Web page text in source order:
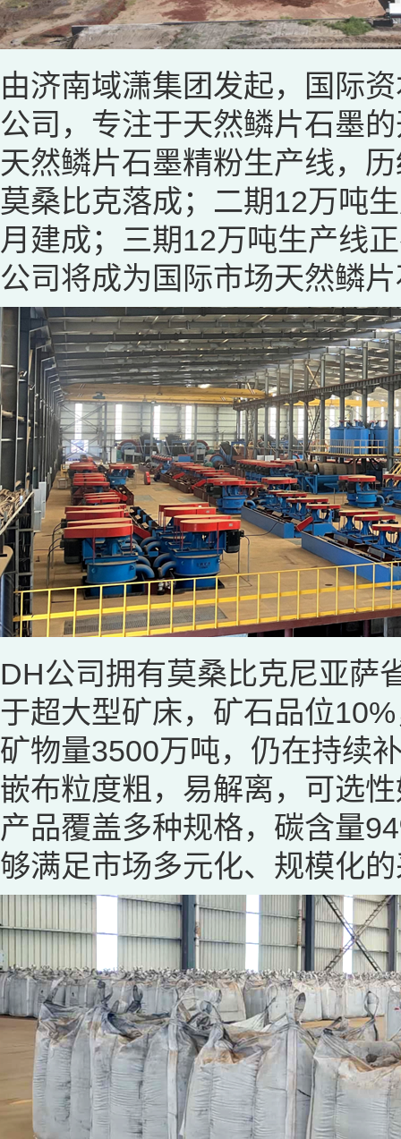
由济南域潇集团发起，国际
公司，专注于天然鳞片石墨
天然鳞片石墨精粉生产线，
莫桑比克落成；二期12万吨
月建成；三期12万吨生产线
公司将成为国际市场天然鳞
DH公司拥有莫桑比克尼亚萨
于超大型矿床，矿石品位
矿物量3500万吨，仍在持续
嵌布粒度粗，易解离，可选
产品覆盖多种规格，碳含量
够满足市场多元化、规模化